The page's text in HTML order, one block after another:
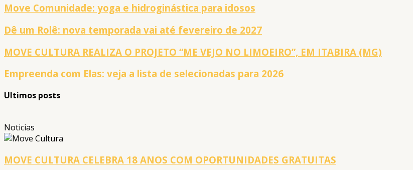
Move Comunidade: yoga e hidroginástica para idosos
Dê um Rolê: nova temporada vai até fevereiro de 2027
MOVE CULTURA REALIZA O PROJETO “ME VEJO NO LIMOEIRO”, EM ITABIRA (MG)
Empreenda com Elas: veja a lista de selecionadas para 2026
Ultimos posts
Noticias
MOVE CULTURA CELEBRA 18 ANOS COM OPORTUNIDADES GRATUITAS